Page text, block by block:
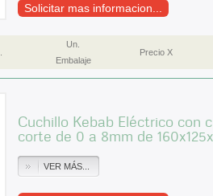
Solicitar mas informacion...
Un.
Embalaje
Precio X
Cuchillo Kebab Eléctrico con
corte de 0 a 8mm de
VER MÁS...